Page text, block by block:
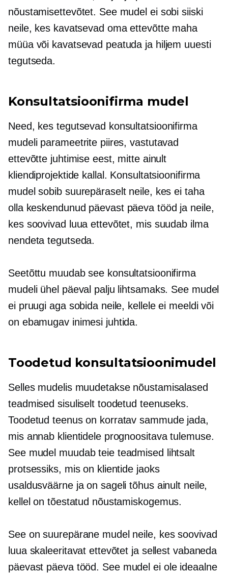
nõustamisettevõtet. See mudel ei sobi siiski
neile, kes kavatsevad oma ettevõtte maha
müüa või kavatsevad peatuda ja hiljem uuesti
tegutseda.
Konsultatsioonifirma mudel
Need, kes tegutsevad konsultatsioonifirma
mudeli parameetrite piires, vastutavad
ettevõtte juhtimise eest, mitte ainult
kliendiprojektide kallal. Konsultatsioonifirma
mudel sobib suurepäraselt neile, kes ei taha
olla keskendunud päevast päeva tööd ja neile,
kes soovivad luua ettevõtet, mis suudab ilma
nendeta tegutseda.
Seetõttu muudab see konsultatsioonifirma
mudeli ühel päeval palju lihtsamaks. See mudel
ei pruugi aga sobida neile, kellele ei meeldi või
on ebamugav inimesi juhtida.
Toodetud konsultatsioonimudel
Selles mudelis muudetakse nõustamisalased
teadmised sisuliselt toodetud teenuseks.
Toodetud teenus on korratav sammude jada,
mis annab klientidele prognoositava tulemuse.
See mudel muudab teie teadmised lihtsalt
protsessiks, mis on klientide jaoks
usaldusväärne ja on sageli tõhus ainult neile,
kellel on tõestatud nõustamiskogemus.
See on suurepärane mudel neile, kes soovivad
luua skaleeritavat ettevõtet ja sellest vabaneda
päevast päevatööd. See mudel ei ole ideaalne